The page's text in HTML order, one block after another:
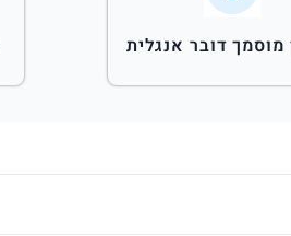
מוסמך דובר אנגלית